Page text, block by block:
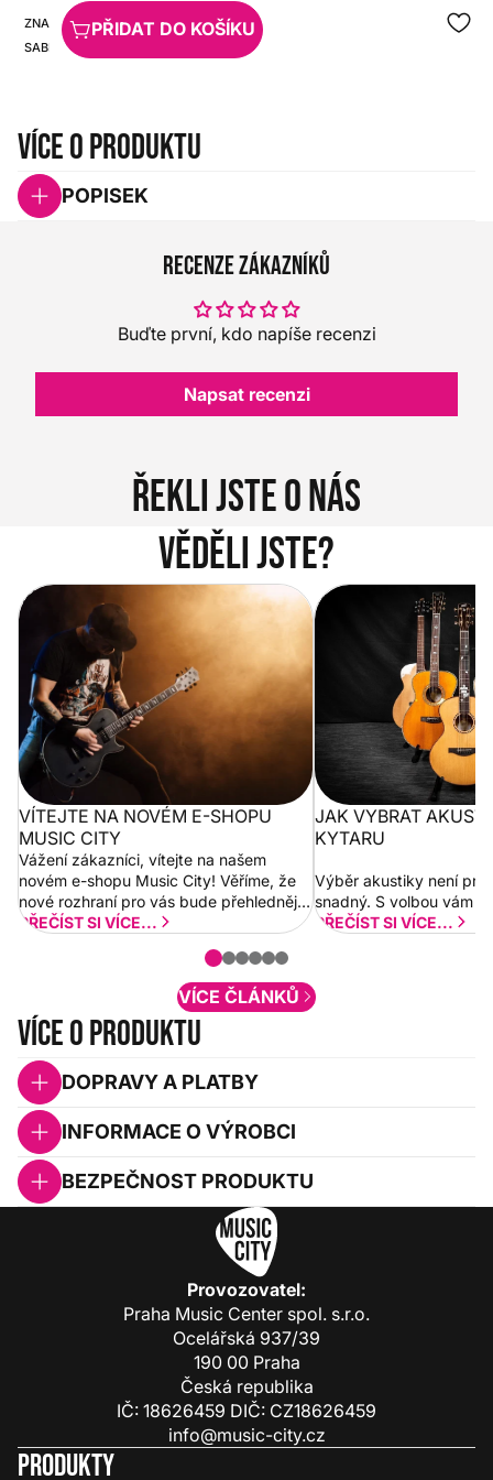
ZNAČKA:
SABIAN
SKU:PŘIDAT DO KOŠÍKU
Více o produktu
POPISEK
Recenze zákazníků
Buďte první, kdo napíše recenzi
Napsat recenzi
Řekli jste o nás
Věděli jste?
Vítejte na novém e-shopu Music
City
VÍTEJTE NA NOVÉM E-SHOPU
MUSIC CITY
Vážení zákazníci, vítejte na našem
novém e-shopu Music City! Věříme, že
nové rozhraní pro vás bude přehlednější
a rychlejší. Postupně budeme přidávat
PŘEČÍST SI VÍCE...
Jak vybrat
JAK VYBRAT
KYTARU
Výběr akustiky není pro
snadný. S volbou vám
PŘEČÍST SI VÍCE...
VÍCE ČLÁNKŮ
Více o produktu
DOPRAVY A PLATBY
INFORMACE O VÝROBCI
BEZPEČNOST PRODUKTU
Provozovatel:
Praha Music Center spol. s.r.o.
Ocelářská 937/39
190 00 Praha
Česká republika
IČ: 18626459 DIČ: CZ18626459
info@music-city.cz
Produkty